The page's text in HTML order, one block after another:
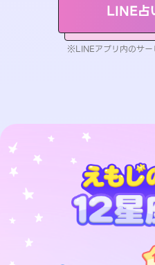
LINE占
※LINEアプリ内のサー